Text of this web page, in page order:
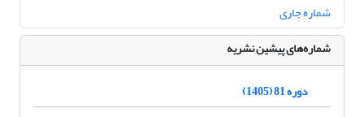
شماره جاری
شماره‌های پیشین نشریه
دوره 81 (1405)